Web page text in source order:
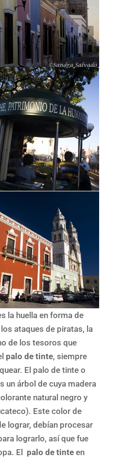
la huella en forma de
ataques de piratas, la
de los tesoros que
palo de tinte, siempre
El palo de tinte o
un árbol de cuya madera
natural negro y
Este color de
lograr, debían procesar
lograrlo, así que fue
El palo de tinteen